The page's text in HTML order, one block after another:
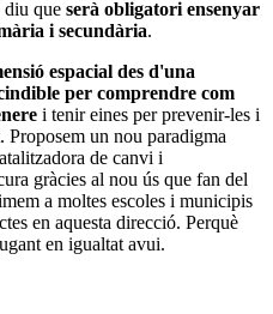
que serà obligatori ensenyar
i secundària.
espacial des d'una
per comprendre com
i tenir eines per prevenir-les i
un nou paradigma
de canvi i
gràcies al nou ús que fan del
a moltes escoles i municipis
en aquesta direcció. Perquè
en igualtat avui.